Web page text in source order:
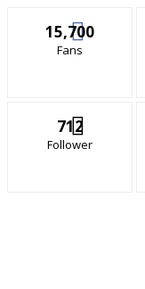
15,700
Fans
712
Follower